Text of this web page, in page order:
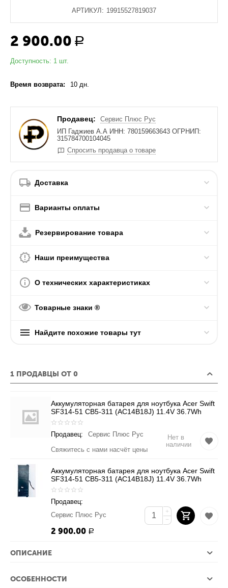
АРТИКУЛ: 19915527819037
2 900.00 Р
Доступность: 1 шт.
Время возврата: 10 дн.
Продавец:
Сервис Плюс Рус
ИП Гаджиев А.А ИНН: 780159663643 ОГРНИП:
315784700104045
Спросить продавца о товаре
Доставка
Варианты оплаты
Резервирование товара
Наши преимущества
О технических характеристиках
Товарные знаки ®
Найдите похожие товары тут
1 ПРОДАВЦЫ ОТ 0
Аккумуляторная батарея для ноутбука Acer Swift
SF314-51 CB5-311 (AC14B18J) 11.4V 36.7Wh
Продавец:
Сервис Плюс Рус
Свяжитесь с нами насчёт цены
Нет в
наличии
Аккумуляторная батарея для ноутбука Acer Swift
SF314-51 CB5-311 (AC14B18J) 11.4V 36.7Wh
Продавец:
Сервис Плюс Рус
2 900.00 Р
+
−
ОПИСАНИЕ
ОСОБЕННОСТИ